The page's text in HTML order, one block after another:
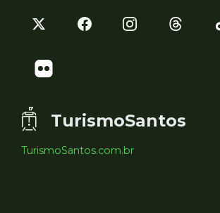
TurismoSantos
TurismoSantos.com.br